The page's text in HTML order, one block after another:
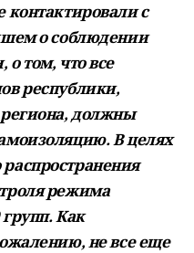
с
о соблюдении
том, что все
республики,
региона, должны
В целях
режима
Как
не все еще